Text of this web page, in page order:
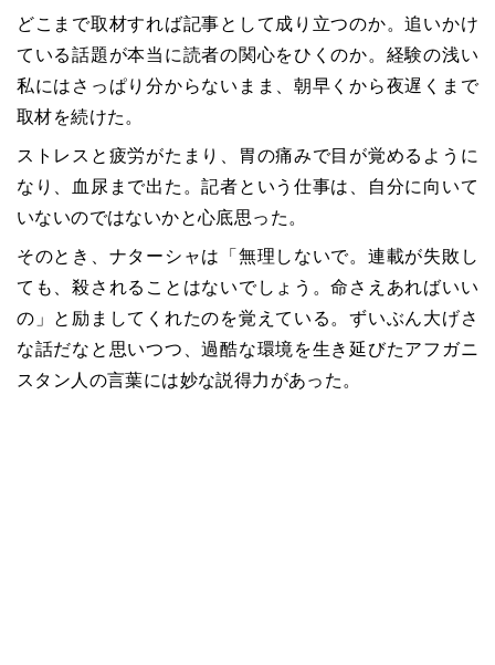
どこまで取材すれば記事として成り立つのか。追いかけ
ている話題が本当に読者の関心をひくのか。経験の浅い
私にはさっぱり分からないまま、朝早くから夜遅くまで
取材を続けた。
ストレスと疲労がたまり、胃の痛みで目が覚めるように
なり、血尿まで出た。記者という仕事は、自分に向いて
いないのではないかと心底思った。
そのとき、ナターシャは「無理しないで。連載が失敗し
ても、殺されることはないでしょう。命さえあればいい
の」と励ましてくれたのを覚えている。ずいぶん大げさ
な話だなと思いつつ、過酷な環境を生き延びたアフガニ
スタン人の言葉には妙な説得力があった。